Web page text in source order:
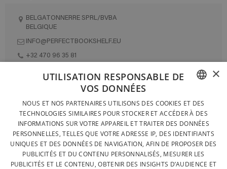
BELGATONNERRE SPRL/BVBA
BELGIQUE
INFO@PERFECTBOOKSHELF.EU
+32 470 96 35 81
CONTACTEZ-NOUS
PROTECTION DES DONNÉES
CONDITIONS GÉNÉRALES DE VENTE
SITEMAP
FRENCH
DUTCH
ENGLISH
×
UTILISATION RESPONSABLE DE
VOS DONNÉES
NOUS ET NOS PARTENAIRES UTILISONS DES COOKIES ET DES
TECHNOLOGIES SIMILAIRES POUR STOCKER ET ACCÉDER À DES
INFORMATIONS SUR VOTRE APPAREIL ET TRAITER DES DONNÉES
PERSONNELLES, TELLES QUE VOTRE ADRESSE IP, DES IDENTIFIANTS
UNIQUES ET DES DONNÉES DE NAVIGATION, AFIN DE PROPOSER DES
PUBLICITÉS ET DU CONTENU PERSONNALISÉS, MESURER LES
PUBLICITÉS ET LE CONTENU, OBTENIR DES INSIGHTS D’AUDIENCE ET